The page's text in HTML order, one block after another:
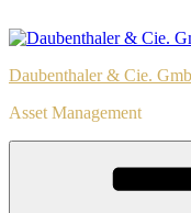
Inhalt
Daubenthaler & Cie.
Asset Management